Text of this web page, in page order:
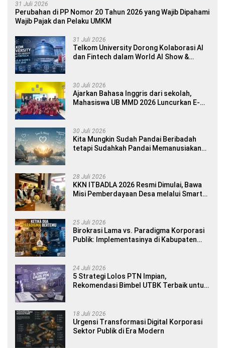
31 Juli 2026
Perubahan di PP Nomor 20 Tahun 2026 yang Wajib Dipahami
Wajib Pajak dan Pelaku UMKM
31 Juli 2026
Telkom University Dorong Kolaborasi AI
dan Fintech dalam World AI Show &
30 Juli 2026
Ajarkan Bahasa Inggris dari sekolah,
Mahasiswa UB MMD 2026 Luncurkan E-
30 Juli 2026
Kita Mungkin Sudah Pandai Beribadah
tetapi Sudahkah Pandai Memanusiakan
28 Juli 2026
KKN ITBADLA 2026 Resmi Dimulai, Bawa
Misi Pemberdayaan Desa melalui Smart
25 Juli 2026
Birokrasi Lama vs. Paradigma Korporasi
Publik: Implementasinya di Kabupaten
24 Juli 2026
5 Strategi Lolos PTN Impian,
Rekomendasi Bimbel UTBK Terbaik untuk
18 Juli 2026
Urgensi Transformasi Digital Korporasi
Sektor Publik di Era Modern